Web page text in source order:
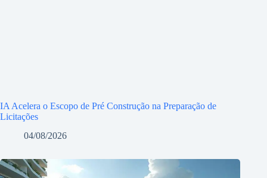
IA Acelera o Escopo de Pré Construção na Preparação de
Licitações
04/08/2026